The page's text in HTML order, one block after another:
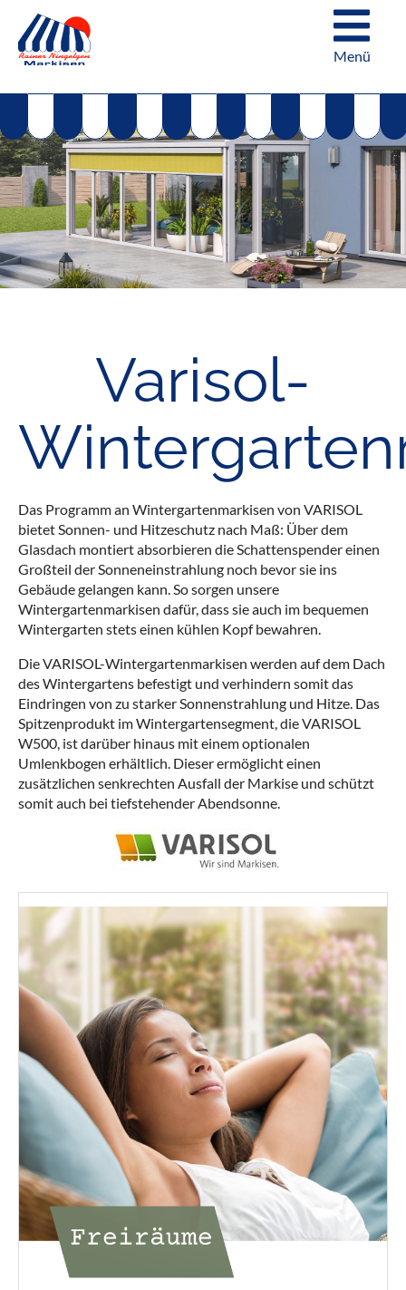
Menü
Varisol-
Das Programm an Wintergartenmarkisen von VARISOL
bietet Sonnen- und Hitzeschutz nach Maß: Über dem
Glasdach montiert absorbieren die Schattenspender einen
Großteil der Sonneneinstrahlung noch bevor sie ins
Gebäude gelangen kann. So sorgen unsere
Wintergartenmarkisen dafür, dass sie auch im bequemen
Wintergarten stets einen kühlen Kopf bewahren.
Die VARISOL-Wintergartenmarkisen werden auf dem Dach
des Wintergartens befestigt und verhindern somit das
Eindringen von zu starker Sonnenstrahlung und Hitze. Das
Spitzenprodukt im Wintergartensegment, die VARISOL
W500, ist darüber hinaus mit einem optionalen
Umlenkbogen erhältlich. Dieser ermöglicht einen
zusätzlichen senkrechten Ausfall der Markise und schützt
somit auch bei tiefstehender Abendsonne.
Sonnenschutz für Fenster
Jalouisien
Haussteuerung